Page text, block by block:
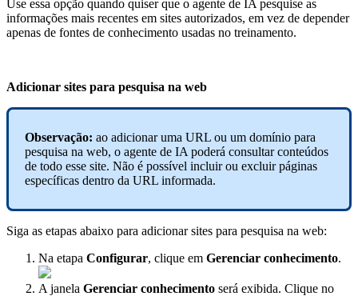
Use essa opção quando quiser que o agente de IA pesquise as
informações mais recentes em sites autorizados, em vez de depender
apenas de fontes de conhecimento usadas no treinamento.
Adicionar sites para pesquisa na web
Observação: ao adicionar uma URL ou um domínio para
pesquisa na web, o agente de IA poderá consultar conteúdos
de todo esse site. Não é possível incluir ou excluir páginas
específicas dentro da URL informada.
Siga as etapas abaixo para adicionar sites para pesquisa na web:
Na etapa Configurar, clique em Gerenciar conhecimento.
A janela Gerenciar conhecimento será exibida. Clique no